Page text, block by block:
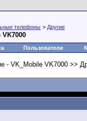
телефоны > Другие
Пользователи
- VK_Mobile VK7000 >>